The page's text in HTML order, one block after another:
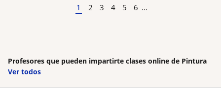
1 2 3 4 5 6 ...
Profesores que pueden impartirte clases online de Pintura
Ver todos